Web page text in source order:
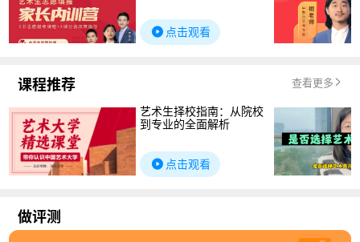
点击观看
课程推荐 查看更多
艺术生择校指南：从院校
到专业的全面解析
点击观看
做评测